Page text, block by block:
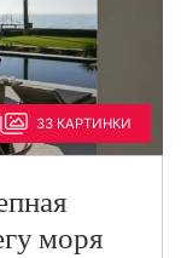
33 КАРТИНКИ
моря